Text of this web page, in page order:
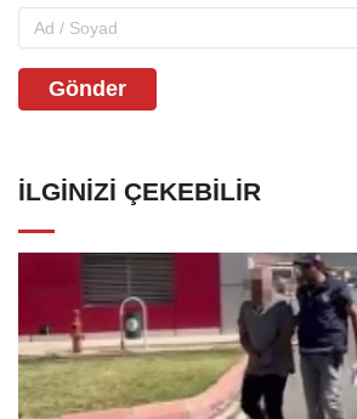
Gönder
İLGINIZI ÇEKEBILIR